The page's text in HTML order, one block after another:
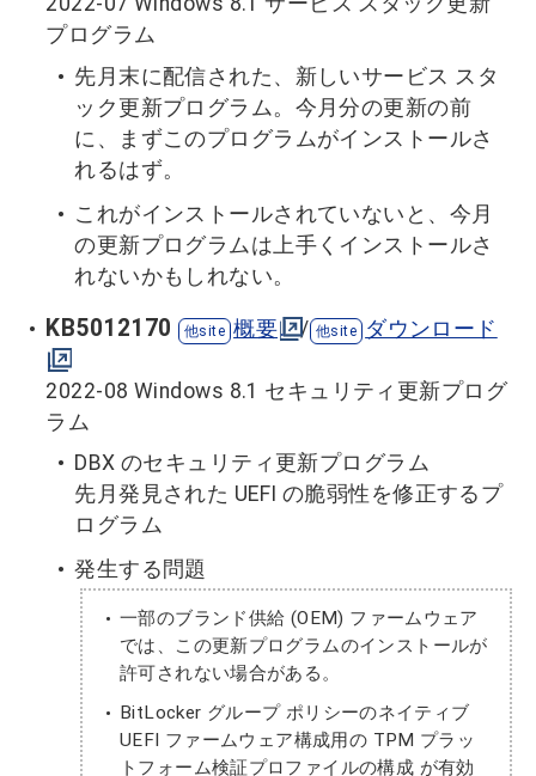
プログラム
先月末に配信された、新しいサービス スタ
ック更新プログラム。今月分の更新の前
に、まずこのプログラムがインストールさ
れるはず。
これがインストールされていないと、今月
の更新プログラムは上手くインストールさ
れないかもしれない。
KB5012170 概要 / ダウンロード
2022-08 Windows 8.1 セキュリティ更新プログ
ラム
DBX のセキュリティ更新プログラム
先月発見された UEFI の脆弱性を修正するプ
ログラム
発生する問題
一部のブランド供給 (OEM) ファームウェア
では、この更新プログラムのインストールが
許可されない場合がある。
BitLocker グループ ポリシーのネイティブ
UEFI ファームウェア構成用の TPM プラッ
トフォーム検証プロファイルの構成 が有効